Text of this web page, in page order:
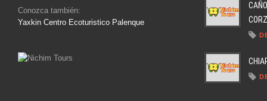
Conozca también:
Yaxkin Centro Ecoturistico Palenque